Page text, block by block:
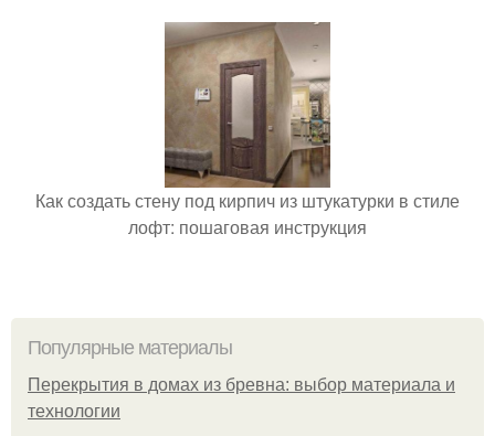
Как создать стену под кирпич из штукатурки в стиле
лофт: пошаговая инструкция
Популярные материалы
Перекрытия в домах из бревна: выбор материала и
технологии